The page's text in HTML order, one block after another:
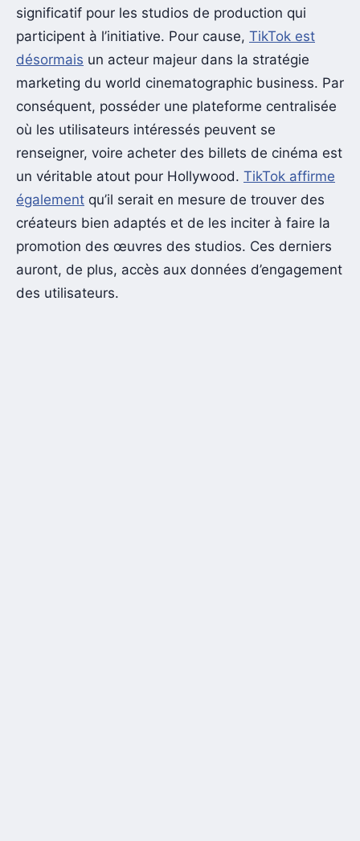
significatif pour les studios de production qui
participent à l’initiative. Pour cause, TikTok est
désormais un acteur majeur dans la stratégie
marketing du world cinematographic business. Par
conséquent, posséder une plateforme centralisée
où les utilisateurs intéressés peuvent se
renseigner, voire acheter des billets de cinéma est
un véritable atout pour Hollywood. TikTok affirme
également qu’il serait en mesure de trouver des
créateurs bien adaptés et de les inciter à faire la
promotion des œuvres des studios. Ces derniers
auront, de plus, accès aux données d’engagement
des utilisateurs.